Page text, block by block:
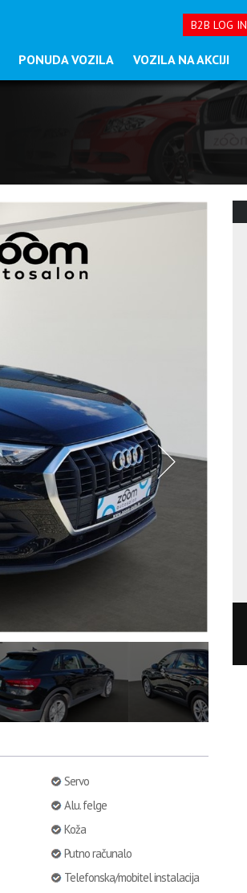
B2B LOG IN
PONUDA VOZILA VOZILA NA AKCIJI
Servo
Alu. felge
Koža
Putno računalo
Telefonska/mobitel instalacija